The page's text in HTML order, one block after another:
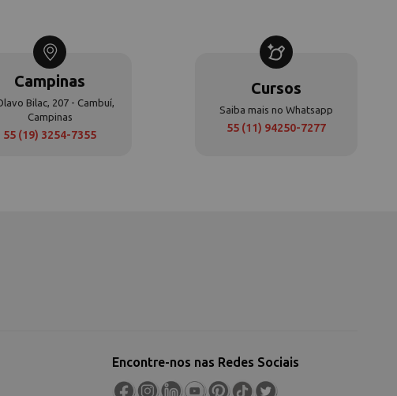
Campinas
Bilac, 207 - Cambuí,
Campinas
55 (19) 3254-7355
Cursos
Saiba mais no Whatsapp
55 (11) 94250-7277
Encontre-nos nas Redes Sociais